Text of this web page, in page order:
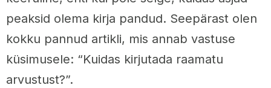
peaksid olema kirja pandud. Seepärast olen
kokku pannud artikli, mis annab vastuse
küsimusele: “Kuidas kirjutada raamatu
arvustust?”.